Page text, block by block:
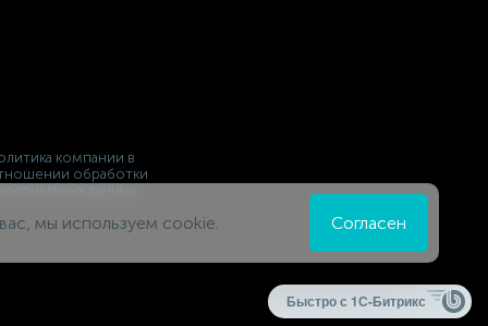
компании в
обработки
мы используем cookie. Согласен
Быстро с 1С-Битрикс